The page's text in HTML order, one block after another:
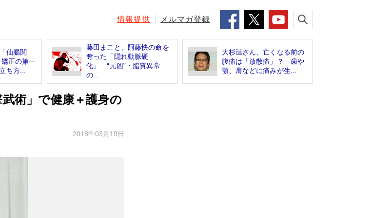
情報提供 メルマガ登録
仙腸関
正の第一
ち方...
藤田まこと、阿藤快の命を
奪った「隠れ動脈硬
化」 “元凶”・脂質異常
の...
大杉漣さん、亡くなる前の
腹痛は「放散痛」？ 歯や
顎、肩などに痛みが生...
術」で健康＋護身の
2018年03月19日